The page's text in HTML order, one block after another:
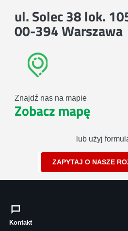
ul. Solec 38 lok.
00-394 Warszawa
Znajdź nas na mapie
Zobacz mapę
lub użyj
ZAPYTAJ O NASZE
Kontakt